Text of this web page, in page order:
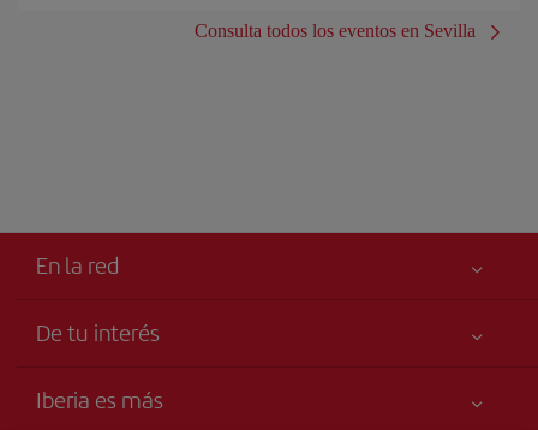
Consulta todos los eventos en Sevilla
En la red
De tu interés
Accesibilidad
Iberia es más